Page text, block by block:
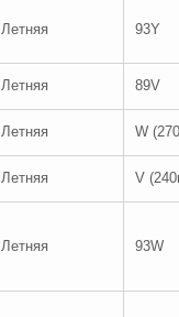
Летняя 93Y
Летняя 89V
Летняя W
Летняя V
Летняя 93W